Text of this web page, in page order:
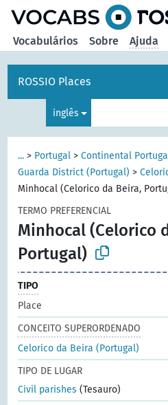
Vocabulários Sobre Ajuda
ROSSIO Places
inglês
... > Portugal >Continental
Guarda District (Portugal) >
Minhocal (Celorico da Beira,
TERMO PREFERENCIAL
Minhocal (Celorico
Portugal)
TIPO
Place
CONCEITO SUPERORDENADO
Celorico da Beira (Portugal)
TIPO DE LUGAR
Civil parishes (Tesauro)